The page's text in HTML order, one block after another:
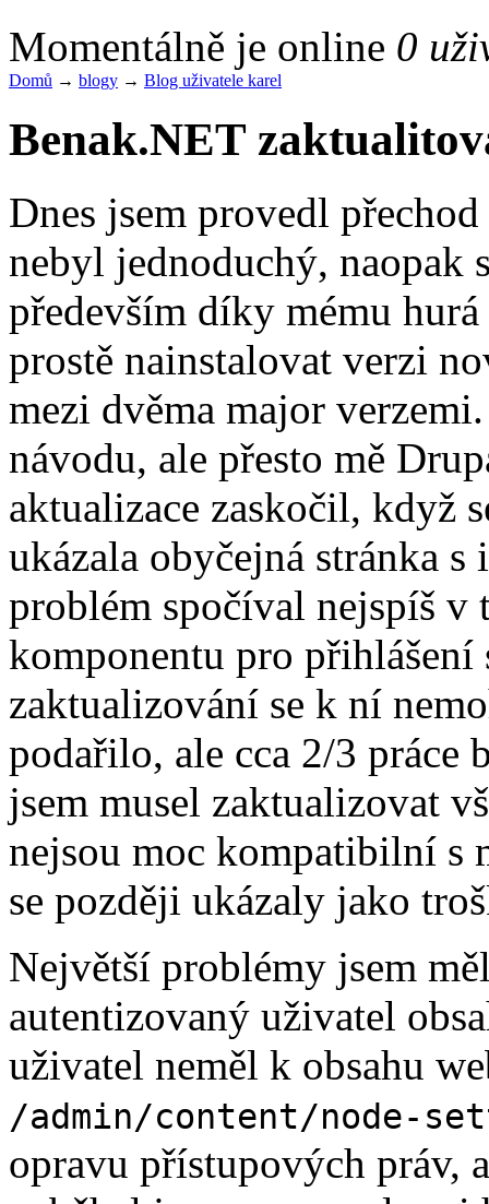
Momentálně je online 0
Domů → blogy → Blog uživatele karel
Benak.NET
Dnes jsem provedl
nebyl jednoduchý, naopak
především díky mému
prostě nainstalovat verzi
mezi dvěma major
návodu, ale přesto mě
aktualizace zaskočil, když
ukázala obyčejná stránka
problém spočíval nejspíš v
komponentu pro přihlášení
zaktualizování se k ní
podařilo, ale cca 2/3 práce
jsem musel zaktualizovat
nejsou moc kompatibilní s
se později ukázaly jako
Největší problémy jsem
autentizovaný uživatel
uživatel neměl k obsahu
/admin/content/node-
opravu přístupových práv,